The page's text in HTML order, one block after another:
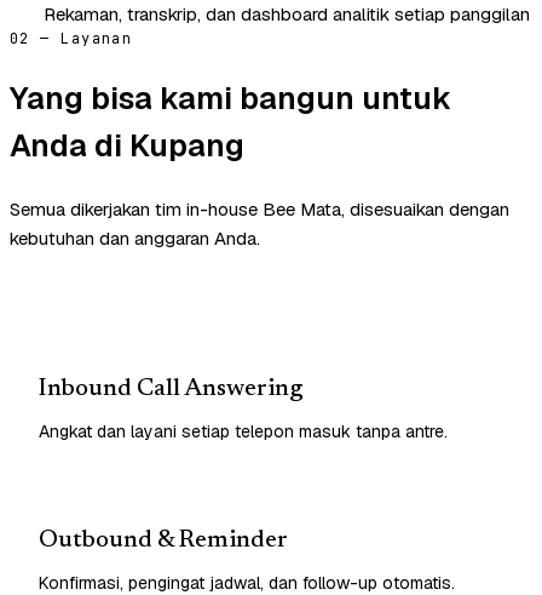
Rekaman, transkrip, dan dashboard analitik setiap panggilan
02 — Layanan
Yang bisa kami bangun untuk
Anda di Kupang
Semua dikerjakan tim in-house Bee Mata, disesuaikan dengan
kebutuhan dan anggaran Anda.
Inbound Call Answering
Angkat dan layani setiap telepon masuk tanpa antre.
Outbound & Reminder
Konfirmasi, pengingat jadwal, dan follow-up otomatis.